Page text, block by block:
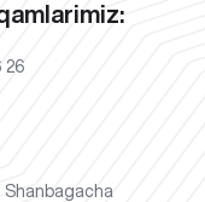
26
Shanbagacha